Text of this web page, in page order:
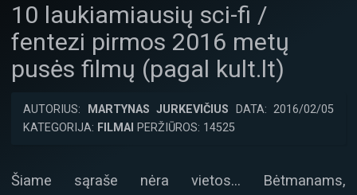
10 laukiamiausių sci-fi /
fentezi pirmos 2016 metų
pusės filmų (pagal kult.lt)
AUTORIUS: MARTYNAS JURKEVIČIUS DATA: 2016/02/05
KATEGORIJA: FILMAI PERŽIŪROS: 14525
Šiame sąraše nėra vietos… Bėtmanams,